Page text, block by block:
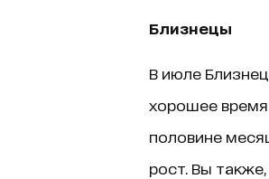
Близнецы
В июле
хорошее
половине
рост. Вы